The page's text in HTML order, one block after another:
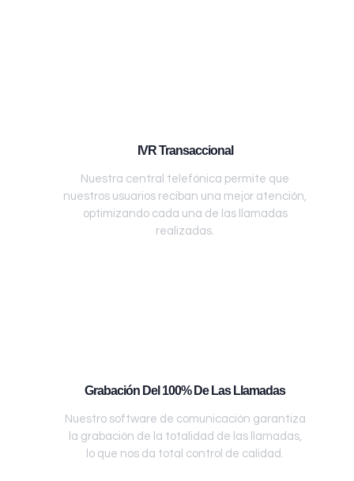
IVR Transaccional
Nuestra central telefónica permite que
nuestros usuarios reciban una mejor atención,
optimizando cada una de las llamadas
realizadas.
Grabación Del 100% De Las Llamadas
Nuestro software de comunicación garantiza
la grabación de la totalidad de las llamadas,
lo que nos da total control de calidad.